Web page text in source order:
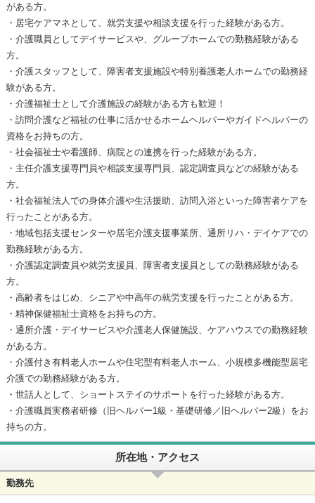
がある方。
・居宅ケアマネとして、就労支援や相談支援を行った経験がある方。
・介護職員としてデイサービスや、グループホームでの勤務経験がある
方。
・介護スタッフとして、障害者支援施設や特別養護老人ホームでの勤務経
験がある方。
・介護福祉士として介護施設の経験がある方も歓迎！
・訪問介護など福祉の仕事に活かせるホームヘルパーやガイドヘルパーの
資格をお持ちの方。
・社会福祉士や看護師、病院との連携を行った経験がある方。
・主任介護支援専門員や相談支援専門員、認定調査員などの経験がある
方。
・社会福祉法人での身体介護や生活援助、訪問入浴といった障害者ケアを
行ったことがある方。
・地域包括支援センターや居宅介護支援事業所、通所リハ・デイケアでの
勤務経験がある方。
・介護認定調査員や就労支援員、障害者支援員としての勤務経験がある
方。
・高齢者をはじめ、シニアや中高年の就労支援を行ったことがある方。
・精神保健福祉士資格をお持ちの方。
・通所介護・デイサービスや介護老人保健施設、ケアハウスでの勤務経験
がある方。
・介護付き有料老人ホームや住宅型有料老人ホーム、小規模多機能型居宅
介護での勤務経験がある方。
・世話人として、ショートステイのサポートを行った経験がある方。
・介護職員実務者研修（旧ヘルパー1級・基礎研修／旧ヘルパー2級）をお
持ちの方。
所在地・アクセス
勤務先